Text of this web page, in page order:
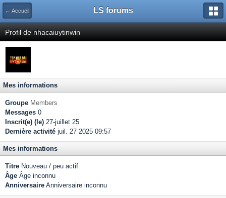
← Accueil LS forums
Profil de nhacaiuytinwin
Mes informations
Groupe Members
Messages 0
Inscrit(e) (le) 27-juillet 25
Dernière activité juil. 27 2025 09:57
Mes informations
Titre Nouveau / peu actif
Âge Âge inconnu
Anniversaire Anniversaire inconnu